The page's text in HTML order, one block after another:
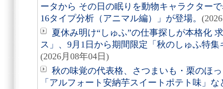
ータから その日の眠りを動物キャラクター
16タイプ分析（アニマル編）」が登場。
夏休み明け“しゅふ”の仕事探しが本格化
ス」、9月1日から期間限定「秋のしゅふ特
(2026月08年04日)
秋の味覚の代表格、さつまいも・栗のほ
「アルフォート安納芋スイートポテト味」